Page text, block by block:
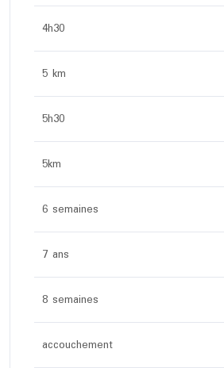
4h30
5 km
5h30
5km
6 semaines
7 ans
8 semaines
accouchement